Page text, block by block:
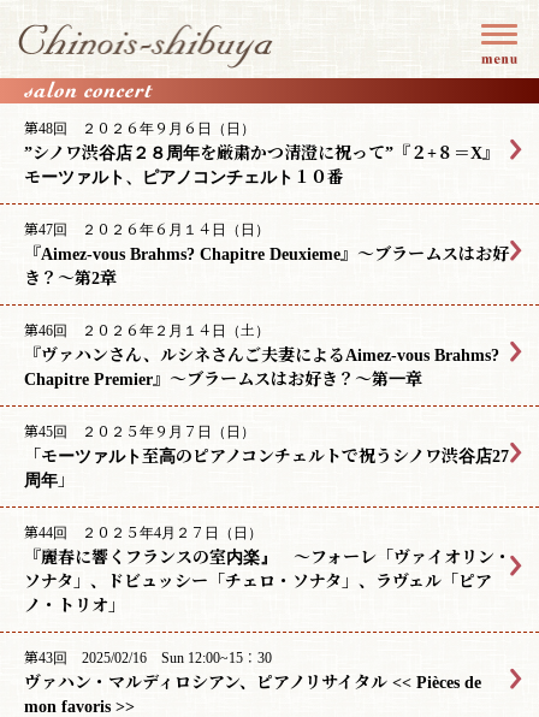
第48回 ２０２６年９月６日（日）
”シノワ渋谷店２８周年を厳粛かつ清澄に祝って”『２+８＝X』
モーツァルト、ピアノコンチェルト１０番
第47回 ２０２６年６月１４日（日）
『Aimez-vous Brahms? Chapitre Deuxieme』〜ブラームスはお好
き？〜第2章
第46回 ２０２６年２月１４日（土）
『ヴァハンさん、ルシネさんご夫妻によるAimez-vous Brahms?
Chapitre Premier』〜ブラームスはお好き？〜第一章
第45回 ２０２５年９月７日（日）
「モーツァルト至高のピアノコンチェルトで祝うシノワ渋谷店27
周年」
第44回 ２０２５年4月２７日（日）
『麗春に響くフランスの室内楽』 〜フォーレ「ヴァイオリン・
ソナタ」、ドビュッシー「チェロ・ソナタ」、ラヴェル「ピア
ノ・トリオ」
第43回 2025/02/16 Sun 12:00~15：30
ヴァハン・マルディロシアン、ピアノリサイタル << Pièces de
mon favoris >>